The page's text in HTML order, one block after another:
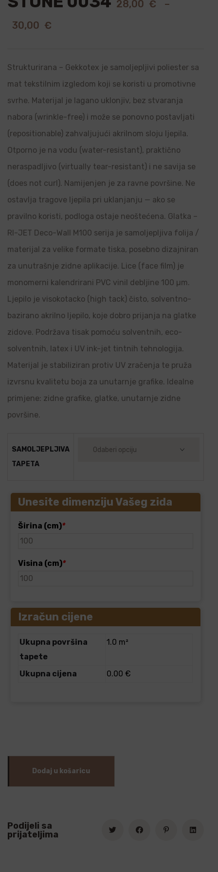
28,00 €
–
30,00 €
Strukturirana – Gekkotex je samoljepljivi poliester sa
mat tekstilnim izgledom koji se koristi u promotivne
svrhe. Materijal je lagano uklonjiv, bez stvaranja
nabora (wrinkle-free) i može se ponovno postavljati
(repositionable) zahvaljujući akrilnom sloju ljepila.
Otporno je na vodu (water-resistant), praktično
neraspadljivo (virtually tear-resistant) i ne savija se
(does not curl). Namijenjen je za ravne površine. Ne
ostavlja tragove ljepila pri uklanjanju — ako se
pravilno koristi, podloga ostaje neoštećena. Glatka –
RI-JET Deco-Wall M100 serija je samoljepljiva folija /
materijal za velike formate tiska, posebno dizajniran
za unutrašnje zidne aplikacije. Lice (face film) je
monomerni kalendrirani PVC vinil debljine 100 µm.
Ljepilo je visokotacko (high tack) čisto, solventno-
bazirano akrilno ljepilo, koje dobro prijanja na glatke
zidove. Podržava tisak pomoću solventnih, eco-
solventnih, latex i UV ink-jet tintnih tehnologija.
Materijal je stabiliziran protiv UV zračenja te pruža
izvrsnu kvalitetu boja za unutarnje grafike. Idealne
primjene: zidne grafike, glatke, unutarnje zidne
površine.
SAMOLJEPLJIVA
TAPETA
Unesite dimenziju Vašeg zida
Širina (cm)*
Visina (cm)*
Izračun cijene
Ukupna površina
tapete
1.0 m²
Ukupna cijena 0.00 €
Dodaj u košaricu
Podijeli sa
prijateljima